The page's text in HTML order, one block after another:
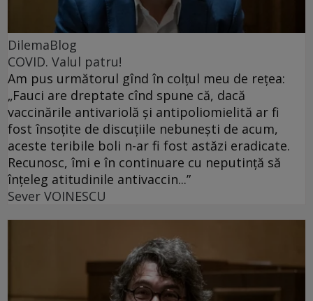
DilemaBlog
COVID. Valul patru!
Am pus următorul gînd în colțul meu de rețea:
„Fauci are dreptate cînd spune că, dacă
vaccinările antivariolă și antipoliomielită ar fi
fost însoțite de discuțiile nebunești de acum,
aceste teribile boli n-ar fi fost astăzi eradicate.
Recunosc, îmi e în continuare cu neputință să
înțeleg atitudinile antivaccin...”
Sever VOINESCU